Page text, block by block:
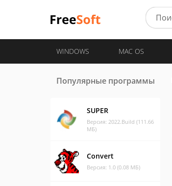
WINDOWS MAC OS
Популярные программы
SUPER
Версия: 2022.Build (111.66
МБ)
Convert
Версия: 1.0 (0.08 МБ)